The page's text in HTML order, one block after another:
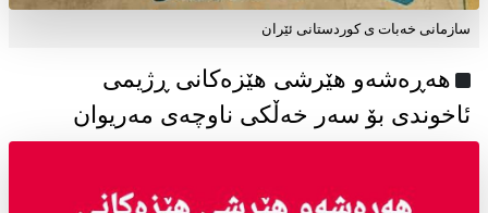
سازمانی خەبات ی كوردستانی ئێران
هەڕەشەو هێرشی هێزەکانی ڕژیمی
ئاخوندی بۆ سەر خەڵکی ناوچەی مەریوان